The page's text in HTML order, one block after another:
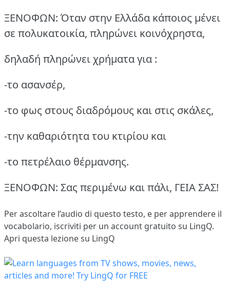
ΞΕΝΟΦΩΝ: Όταν στην Ελλάδα κάποιος μένει
σε πολυκατοικία, πληρώνει κοινόχρηστα,
δηλαδή πληρώνει χρήματα για :
-το ασανσέρ,
-το φως στους διαδρόμους και στις σκάλες,
-την καθαριότητα του κτιρίου και
-το πετρέλαιο θέρμανσης.
ΞΕΝΟΦΩΝ: Σας περιμένω και πάλι, ΓΕΙΑ ΣΑΣ!
Per ascoltare l’audio di questo testo, e per apprendere il
vocabolario, iscriviti per un account gratuito su LingQ.
Apri questa lezione su LingQ